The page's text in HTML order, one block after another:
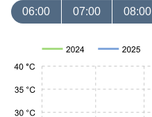
06:00 07:00 08:00